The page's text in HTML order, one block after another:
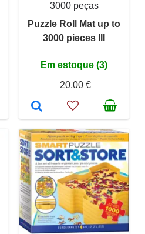
3000 peças
Puzzle Roll Mat up to
3000 pieces III
Em estoque (3)
20,00 €